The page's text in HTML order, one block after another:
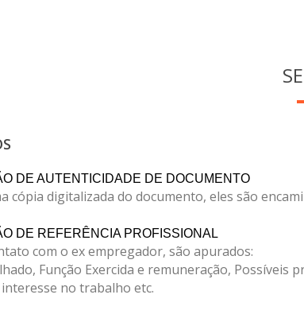
DE AUTENTICIDADE DE DOCUMENTO
cópia digitalizada do documento, eles são
DE REFERÊNCIA PROFISSIONAL
com o ex empregador, são apurados:
Função Exercida e remuneração, Possíveis
no trabalho etc.